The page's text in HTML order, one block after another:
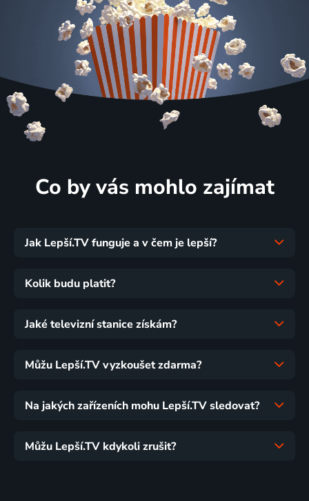
Co by vás mohlo zajímat
Jak Lepší.TV funguje a v čem je lepší?
Kolik budu platit?
Jaké televizní stanice získám?
Můžu Lepší.TV vyzkoušet zdarma?
Na jakých zařízeních mohu Lepší.TV sledovat?
Můžu Lepší.TV kdykoli zrušit?